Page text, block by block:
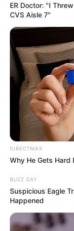
ER Doctor: "I
CVS Aisle 7"
DIRECTMAX
Why He Gets Hard
BUZZ DAY
Suspicious Eagle
Happened